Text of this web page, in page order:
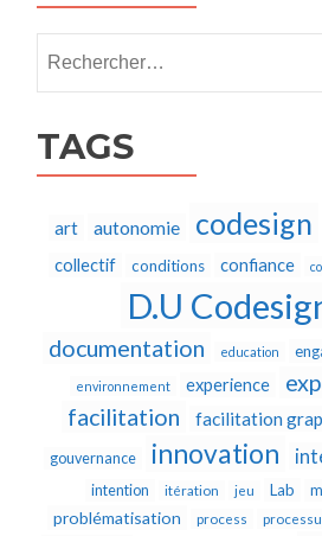
TAGS
art autonomie codesign
collectif conditions confiance
D.U
documentation education
environnement experience
facilitation
facilitation
gouvernance innovation
intention itération jeu Lab
problématisation process